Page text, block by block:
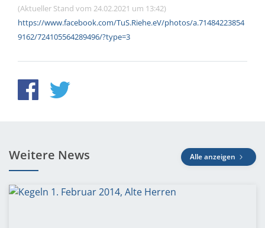
(Aktueller Stand vom 24.02.2021 um 13:42)
https://www.facebook.com/TuS.Riehe.eV/photos/a.71484223854
9162/724105564289496/?type=3
Weitere News Alle anzeigen